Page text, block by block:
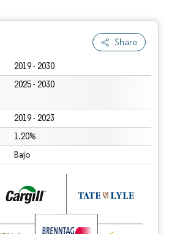
Share
2019 - 2030
2025 - 2030
2019 - 2023
1.20%
Bajo